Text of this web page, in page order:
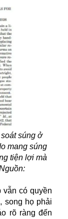
súng ở
mang súng
tiện lợi mà
vẫn có quyền
song họ phải
rõ ràng đến